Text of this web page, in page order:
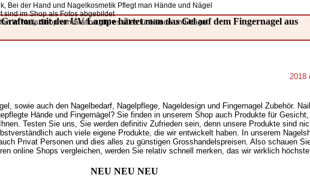
Bei der Hand und Nagelkosmetik Pflegt man Hände und Nägel
sind im Shop als Fotos abgebildet
im Nails Shop von Grafton gibt es alles für Hände und Nägel
mit der UV Lampe härtet man das Gel auf dem Fingernagel aus
2018
sowie auch den Nagelbedarf, Nagelpflege, Nageldesign und Fingernagel Zubehör.
Hände und Fingernägel? Sie finden in unserem Shop auch Produkte für
Testen Sie uns, Sie werden definitiv Zufrieden sein, denn unsere Produkte sind
auch viele eigene Produkte, die wir entwickelt haben. In unserem
Privat Personen und dies alles zu günstigen Grosshandelspreisen. Also schauen
online Shops vergleichen, werden Sie relativ schnell merken, das wir wirklich
NEU NEU NEU